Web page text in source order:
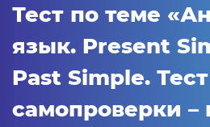
Тест по теме
язык. Present
Past Simple.
самопроверки –